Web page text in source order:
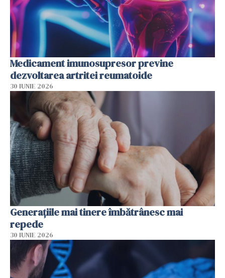
Medicament imunosupresor previne
dezvoltarea artritei reumatoide
30 IUNIE 2026
Generațiile mai tinere îmbătrânesc mai
repede
30 IUNIE 2026